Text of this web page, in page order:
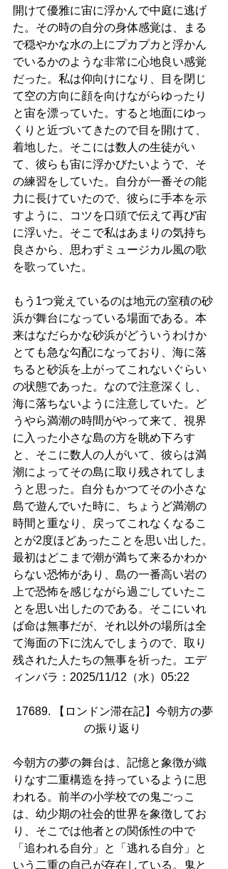
開けて優雅に宙に浮かんで中庭に逃げ
た。その時の自分の身体感覚は、まる
で穏やかな水の上にプカプカと浮かん
でいるかのような非常に心地良い感覚
だった。私は仰向けになり、目を閉じ
て空の方向に顔を向けながらゆったり
と宙を漂っていた。すると地面にゆっ
くりと近づいてきたので目を開けて、
着地した。そこには数人の生徒がい
て、彼らも宙に浮かびたいようで、そ
の練習をしていた。自分が一番その能
力に長けていたので、彼らに手本を示
すように、コツを口頭で伝えて再び宙
に浮いた。そこで私はあまりの気持ち
良さから、思わずミュージカル風の歌
を歌っていた。
もう1つ覚えているのは地元の室積の砂
浜が舞台になっている場面である。本
来はなだらかな砂浜がどういうわけか
とても急な勾配になっており、海に落
ちると砂浜を上がってこれないぐらい
の状態であった。なので注意深くし、
海に落ちないように注意していた。ど
うやら満潮の時間がやって来て、視界
に入った小さな島の方を眺め下ろす
と、そこに数人の人がいて、彼らは満
潮によってその島に取り残されてしま
うと思った。自分もかつてその小さな
島で遊んでいた時に、ちょうど満潮の
時間と重なり、戻ってこれなくなるこ
とが2度ほどあったことを思い出した。
最初はどこまで潮が満ちて来るかわか
らない恐怖があり、島の一番高い岩の
上で恐怖を感じながら過ごしていたこ
とを思い出したのである。そこにいれ
ば命は無事だが、それ以外の場所は全
て海面の下に沈んでしまうので、取り
残された人たちの無事を祈った。エデ
ィンバラ：2025/11/12（水）05:22
17689. 【ロンドン滞在記】今朝方の夢
の振り返り
今朝方の夢の舞台は、記憶と象徴が織
りなす二重構造を持っているように思
われる。前半の小学校での鬼ごっこ
は、幼少期の社会的世界を象徴してお
り、そこでは他者との関係性の中で
「追われる自分」と「逃れる自分」と
いう二重の自己が存在している。鬼と